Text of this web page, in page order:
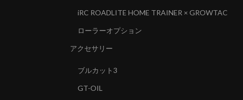
iRC ROADLITE HOME TRAINER × GROWTAC
ローラーオプション
アクセサリー
ブルカット3
GT-OIL